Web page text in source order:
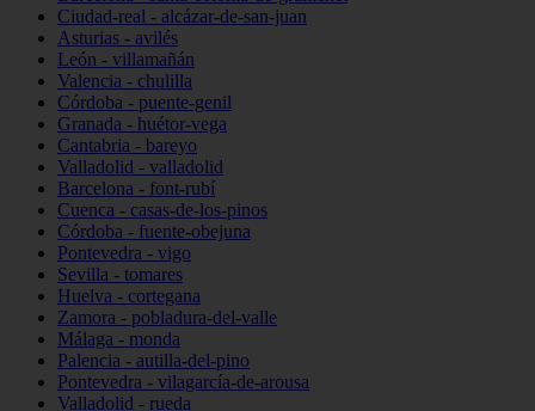
Ciudad-real - alcázar-de-san-juan
Asturias - avilés
León - villamañán
Valencia - chulilla
Córdoba - puente-genil
Granada - huétor-vega
Cantabria - bareyo
Valladolid - valladolid
Barcelona - font-rubí
Cuenca - casas-de-los-pinos
Córdoba - fuente-obejuna
Pontevedra - vigo
Sevilla - tomares
Huelva - cortegana
Zamora - pobladura-del-valle
Málaga - monda
Palencia - autilla-del-pino
Pontevedra - vilagarcía-de-arousa
Valladolid - rueda